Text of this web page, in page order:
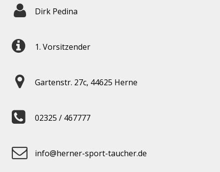
Dirk Pedina
1. Vorsitzender
Gartenstr. 27c, 44625 Herne
02325 / 467777
info@herner-sport-taucher.de